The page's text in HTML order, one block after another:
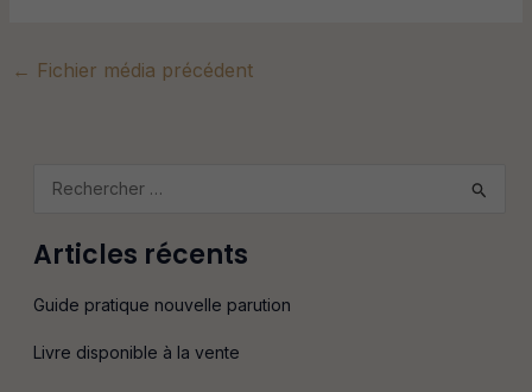
← Fichier média précédent
c
r
Articles récents
Guide pratique nouvelle parution
Livre disponible à la vente